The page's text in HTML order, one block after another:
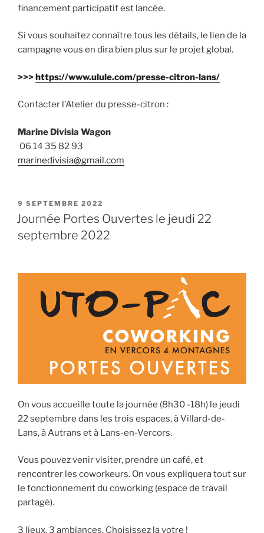
financement participatif est lancée.
Si vous souhaitez connaître tous les détails, le lien de la
campagne vous en dira bien plus sur le projet global.
>>>https://www.ulule.com/presse-citron-lans/
Contacter l’Atelier du presse-citron :
Marine Divisia Wagon
06 14 35 82 93
marinedivisia@gmail.com
PUBLIÉ
LE
9 SEPTEMBRE 2022
Journée Portes Ouvertes le jeudi 22
septembre 2022
On vous accueille toute la journée (8h30 -18h) le jeudi
22 septembre dans les trois espaces, à Villard-de-
Lans, à Autrans et à Lans-en-Vercors.
Vous pouvez venir visiter, prendre un café, et
rencontrer les coworkeurs. On vous expliquera tout sur
le fonctionnement du coworking (espace de travail
partagé).
3 lieux, 3 ambiances. Choisissez la votre !